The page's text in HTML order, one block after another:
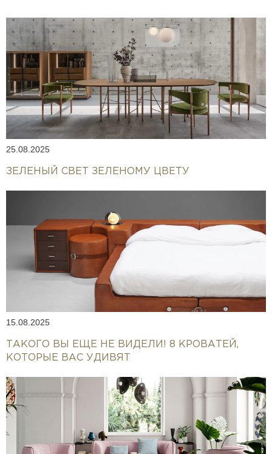
25.08.2025
ЗЕЛЕНЫЙ СВЕТ ЗЕЛЕНОМУ ЦВЕТУ
15.08.2025
ТАКОГО ВЫ ЕЩЕ НЕ ВИДЕЛИ! 8 КРОВАТЕЙ,
КОТОРЫЕ ВАС УДИВЯТ